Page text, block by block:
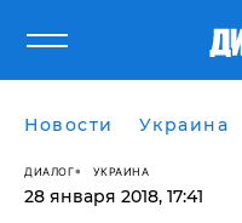
Новости Украина
ДИАЛОГ УКРАИНА
28 января 2018, 17:41